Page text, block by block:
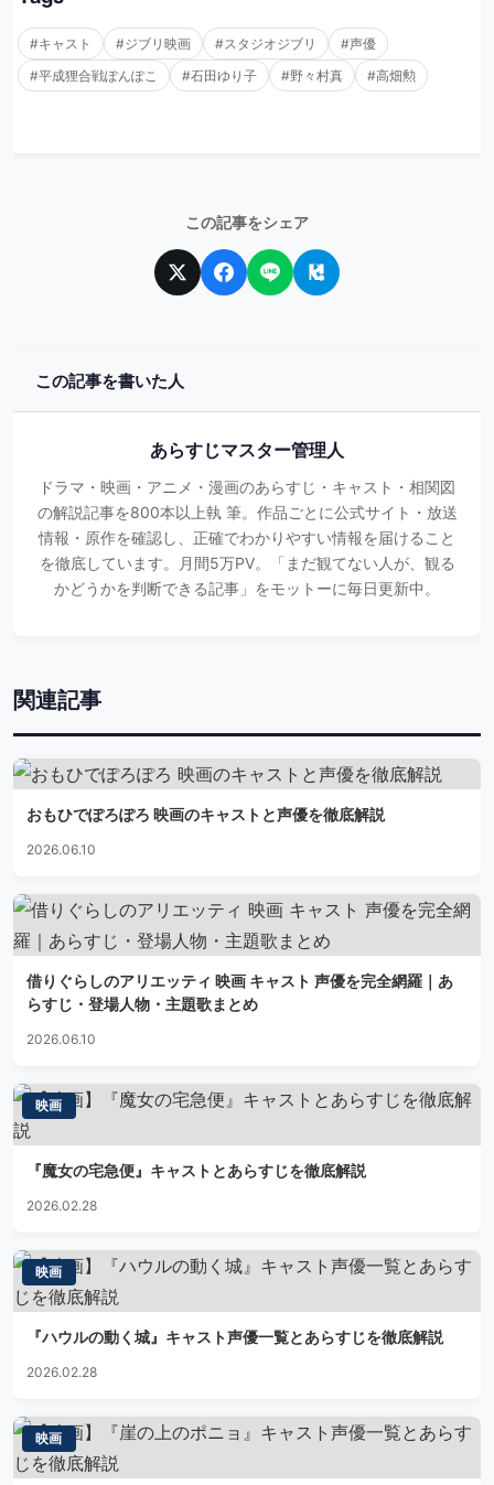
#キャスト #ジブリ映画 #スタジオジブリ
#声優
#平成狸合戦ぽんぽこ
#石田ゆり子 #野々村真 #高畑勲
この記事をシェア
この記事を書いた人
あらすじマスター管理人
ドラマ・映画・アニメ・漫画のあらすじ・キャスト・相関図
の解説記事を800本以上執 筆。作品ごとに公式サイト・放送
情報・原作を確認し、正確でわかりやすい情報を届けること
を徹底しています。月間5万PV。「まだ観てない人が、観る
かどうかを判断できる記事」をモットーに毎日更新中。
関連記事
おもひでぽろぽろ 映画のキャストと声優を徹底解説
2026.06.10
借りぐらしのアリエッティ 映画 キャスト 声優を完全網羅｜あ
らすじ・登場人物・主題歌まとめ
2026.06.10
映画
『魔女の宅急便』キャストとあらすじを徹底解説
2026.02.28
映画
『ハウルの動く城』キャスト声優一覧とあらすじを徹底解説
2026.02.28
映画